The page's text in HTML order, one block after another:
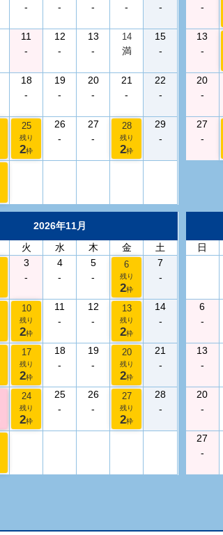
-
-
-
-
-
11
-
12
-
13
-
14
満
15
-
18
-
19
-
20
-
21
-
22
-
25
残り
2枠
26
-
27
-
28
残り
2枠
29
-
-
13
-
20
-
27
-
2026年11月
火 水 木 金
土
3
-
4
-
5
-
6
残り
2枠
7
-
10
残り
2枠
11
-
12
-
13
残り
2枠
14
-
17
残り
2枠
18
-
19
-
20
残り
2枠
21
-
24
残り
2枠
25
-
26
-
27
残り
2枠
28
-
日
6
-
13
-
20
-
27
-